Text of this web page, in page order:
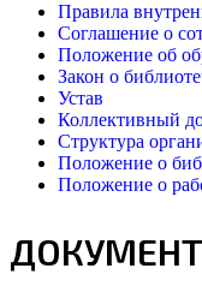
Правила
Соглашение о
Положение об
Закон о
Устав
Коллективный
Структура
Положение о
Положение о